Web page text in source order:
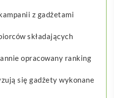
z gadżetami
składających
opracowany ranking
się gadżety wykonane